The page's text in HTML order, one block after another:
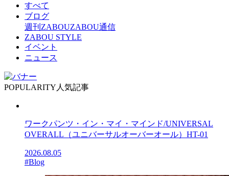
すべて
ブログ
週刊ZABOUZABOU通信
ZABOU STYLE
イベント
ニュース
POPULARITY 人気記事
ワークパンツ・イン・マイ・マインド/UNIVERSAL
OVERALL（ユニバーサルオーバーオール）HT-01
2026.08.05
#Blog